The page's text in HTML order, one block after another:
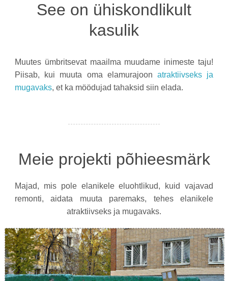
See on ühiskondlikult
kasulik
Muutes ümbritsevat maailma muudame inimeste taju!
Piisab, kui muuta oma elamurajoon atraktiivseks ja
mugavaks, et ka möödujad tahaksid siin elada.
Meie projekti põhieesmärk
Majad, mis pole elanikele eluohtlikud, kuid vajavad
remonti, aidata muuta paremaks, tehes elanikele
atraktiivseks ja mugavaks.